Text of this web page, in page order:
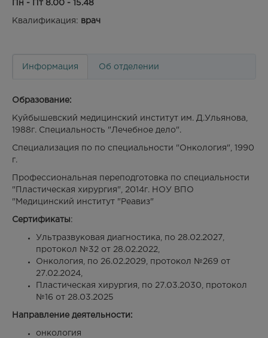
Пн - Пт 8.00 - 15.48
Квалификация: врач
Информация Об отделении
Образование:
Куйбышевский медицинский институт им. Д.Ульянова,
1988г. Специальность "Лечебное дело".
Специализация по по специальности "Онкология", 1990
г.
Профессиональная переподготовка по специальности
"Пластическая хирургия", 2014г. НОУ ВПО
"Медицинский институт "Реавиз"
Сертификаты:
Ультразвуковая диагностика, по 28.02.2027,
протокол №32 от 28.02.2022,
Онкология, по 26.02.2029, протокол №269 от
27.02.2024,
Пластическая хирургия, по 27.03.2030, протокол
№16 от 28.03.2025
Направление деятельности:
онкология